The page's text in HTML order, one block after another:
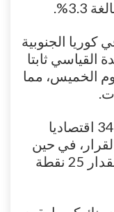
كوريا الجنوبية
القياسي ثابتا
يوم الخميس، مما
وتوقع سبعة فقط من أصل 34 اقتصاديا
في حين
كان الغالبية يتوقعون خفضا بمقدار 25 نقطة